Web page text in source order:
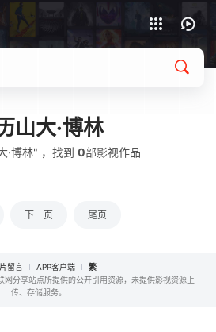
山大·博林
·博林" ，找到 0部影视作品
下一页 尾页
留言 APP客户端
繁
分享站点所提供的公开引用资源，未提供影视资源上
传、存储服务。